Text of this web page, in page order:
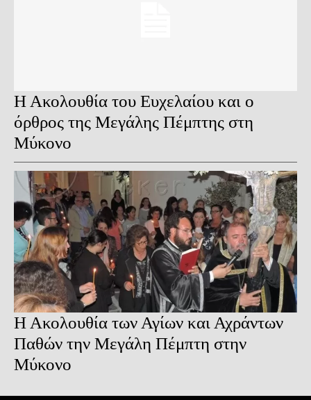
Η Ακολουθία του Ευχελαίου και ο
όρθρος της Μεγάλης Πέμπτης στη
Μύκονο
Η Ακολουθία των Αγίων και Αχράντων
Παθών την Μεγάλη Πέμπτη στην
Μύκονο